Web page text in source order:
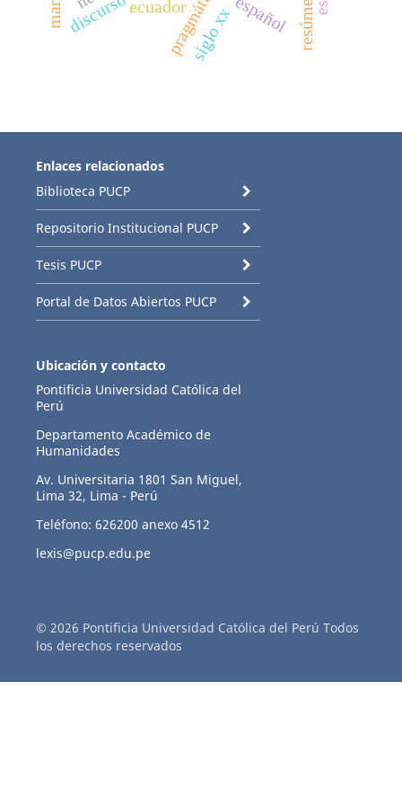
español
ecuadorpragmática
siglo xx
Enlaces relacionados
Biblioteca PUCP
Repositorio Institucional PUCP
Tesis PUCP
Portal de Datos Abiertos PUCP
Ubicación y contacto
Pontificia Universidad Católica del
Perú
Departamento Académico de
Humanidades
Av. Universitaria 1801 San Miguel,
Lima 32, Lima - Perú
Teléfono: 626200 anexo 4512
lexis@pucp.edu.pe
© 2026 Pontificia Universidad Católica del Perú Todos
los derechos reservados